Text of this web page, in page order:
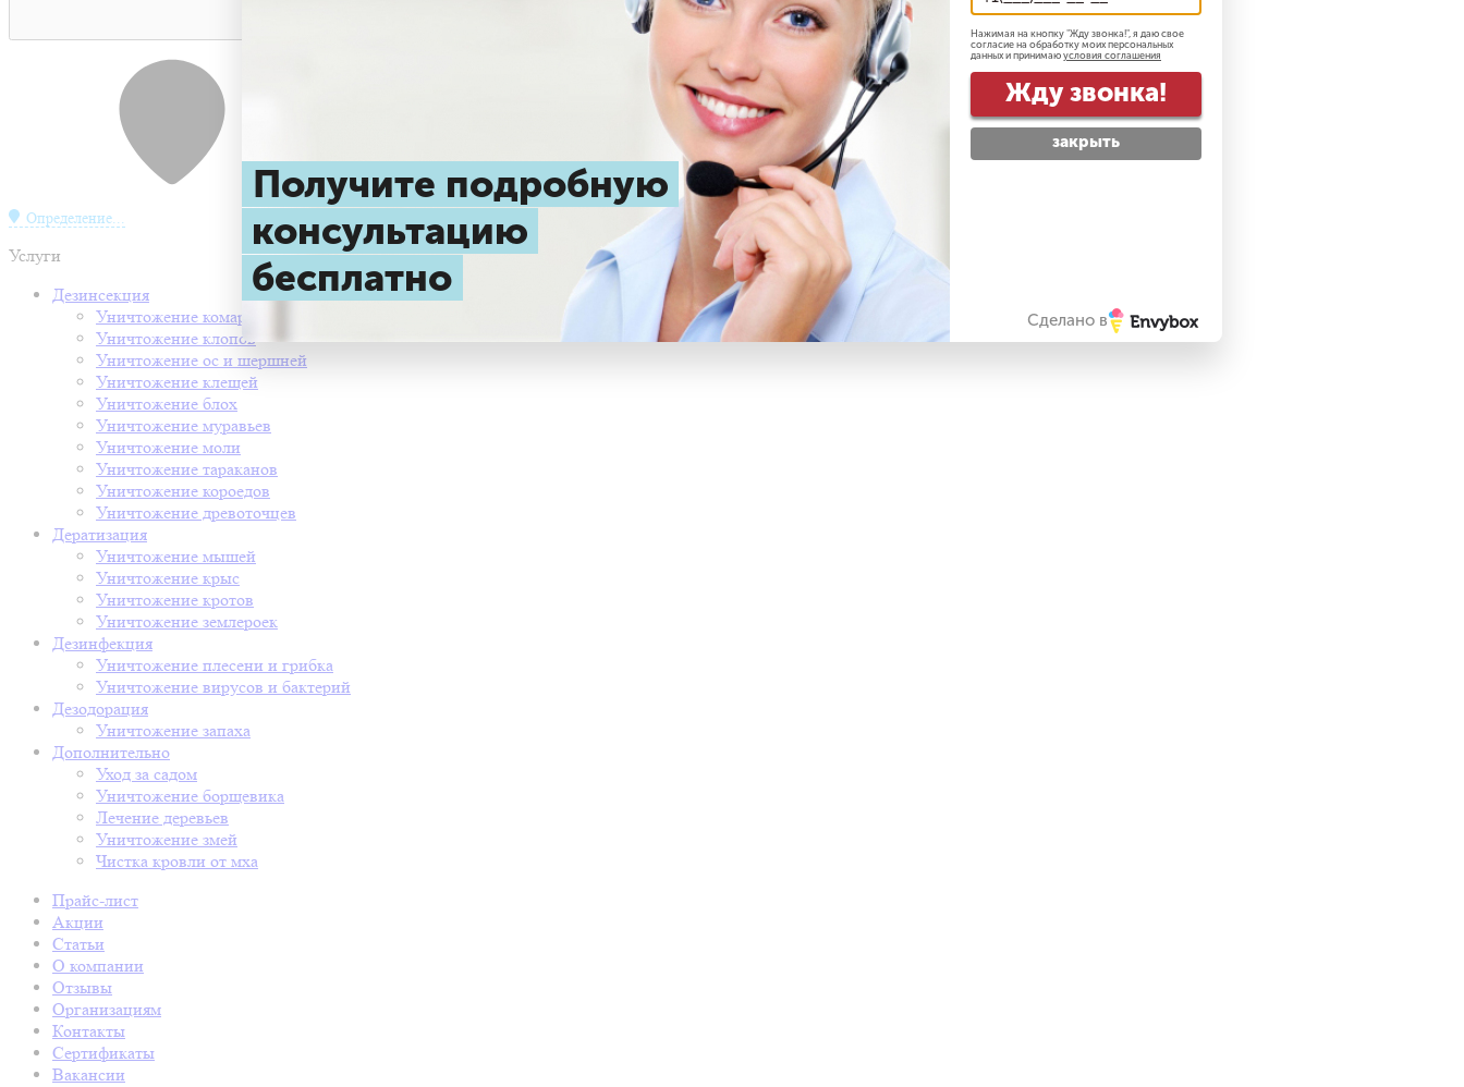
Определение...
Услуги
Дезинсекция
Уничтожение комаров
Уничтожение клопов
Уничтожение ос и шершней
Уничтожение клещей
Уничтожение блох
Уничтожение муравьев
Уничтожение моли
Уничтожение тараканов
Уничтожение короедов
Уничтожение древоточцев
Дератизация
Уничтожение мышей
Уничтожение крыс
Уничтожение кротов
Уничтожение землероек
Дезинфекция
Уничтожение плесени и грибка
Уничтожение вирусов и бактерий
Дезодорация
Уничтожение запаха
Дополнительно
Уход за садом
Уничтожение борщевика
Лечение деревьев
Уничтожение змей
Чистка кровли от мха
Прайс-лист
Акции
Статьи
О компании
Отзывы
Организациям
Контакты
Сертификаты
Вакансии
Получите подробную
консультацию
бесплатно
Нажимая на кнопку "Жду звонка!", я даю свое
согласие на обработку моих персональных
данных и принимаю условия соглашения
Жду звонка!
закрыть
Сделано в